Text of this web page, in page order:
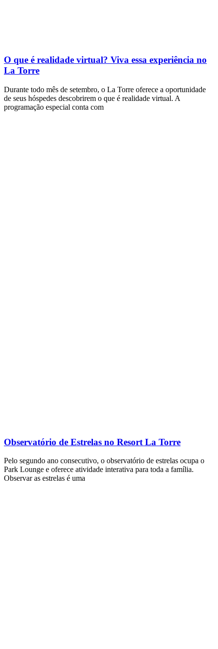
O que é realidade virtual? Viva essa experiência no
La Torre
Durante todo mês de setembro, o La Torre oferece a oportunidade
de seus hóspedes descobrirem o que é realidade virtual. A
programação especial conta com
Observatório de Estrelas no Resort La Torre
Pelo segundo ano consecutivo, o observatório de estrelas ocupa o
Park Lounge e oferece atividade interativa para toda a família.
Observar as estrelas é uma